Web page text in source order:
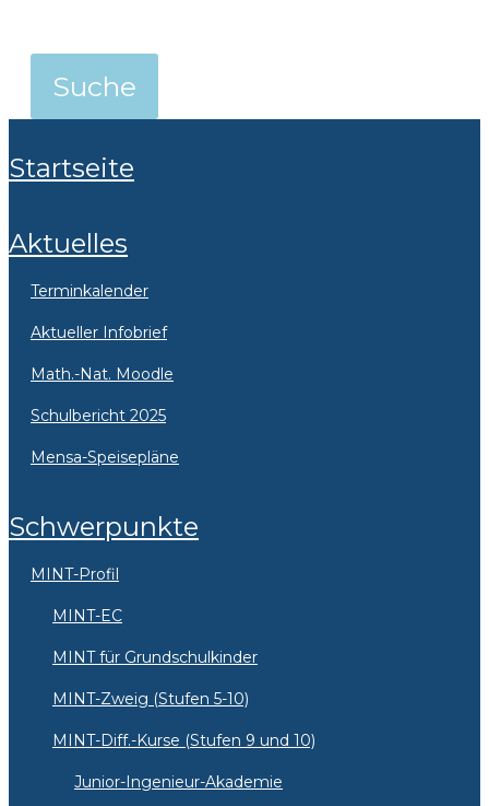
Startseite
Aktuelles
Terminkalender
Aktueller Infobrief
Math.-Nat. Moodle
Schulbericht 2025
Mensa-Speisepläne
Schwerpunkte
MINT-Profil
MINT-EC
MINT für Grundschulkinder
MINT-Zweig (Stufen 5-10)
MINT-Diff.-Kurse (Stufen 9 und 10)
Junior-Ingenieur-Akademie